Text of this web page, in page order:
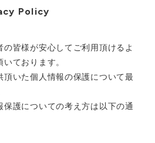
Policy
の皆様が安心してご利用頂けるよ
ております。
頂いた個人情報の保護について最
保護についての考え方は以下の通